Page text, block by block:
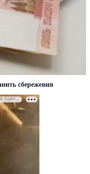
сбережения
РЕКЛАМА • ООО СТРОИТЕЛЬНЫЙ ТОРГОВЫЙ ДОМ «ПЕТРОВИЧ». ИНН: 7802348846